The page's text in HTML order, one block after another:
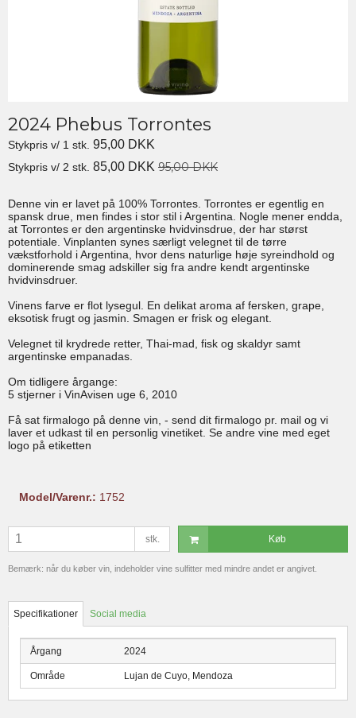
2024 Phebus Torrontes
Stykpris v/ 1 stk. 95,00 DKK
Stykpris v/ 2 stk. 85,00 DKK 95,00 DKK
Denne vin er lavet på 100% Torrontes. Torrontes er egentlig en
spansk drue, men findes i stor stil i Argentina. Nogle mener endda,
at Torrontes er den argentinske hvidvinsdrue, der har størst
potentiale. Vinplanten synes særligt velegnet til de tørre
vækstforhold i Argentina, hvor dens naturlige høje syreindhold og
dominerende smag adskiller sig fra andre kendt argentinske
hvidvinsdruer.
Vinens farve er flot lysegul. En delikat aroma af fersken, grape,
eksotisk frugt og jasmin. Smagen er frisk og elegant.
Velegnet til krydrede retter, Thai-mad, fisk og skaldyr samt
argentinske empanadas.
Om tidligere årgange:
5 stjerner i VinAvisen uge 6, 2010
Få sat firmalogo på denne vin, - send dit firmalogo pr. mail og vi
laver et udkast til en personlig vinetiket. Se andre vine med eget
logo på etiketten
Model/Varenr.: 1752
stk. Køb
Bemærk: når du køber vin, indeholder vine sulfitter med mindre andet er angivet.
Specifikationer Social media
Årgang 2024
Område Lujan de Cuyo, Mendoza